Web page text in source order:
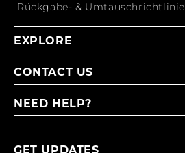
Rückgabe- & Umtauschrichtlinie
EXPLORE
CONTACT US
NEED HELP?
GET UPDATES